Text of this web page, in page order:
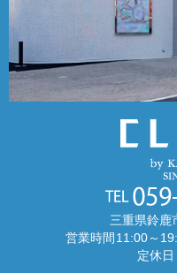
三重県鈴鹿
営業時間11:00～
定休